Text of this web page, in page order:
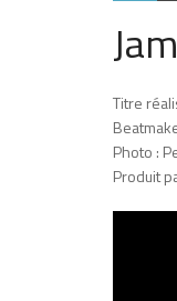
Titre
Photo :
Produit